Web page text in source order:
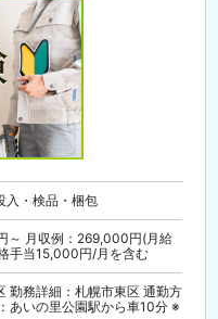
入・検品・梱包
～ 月収例：269,000円(月給
手当15,000円/月を含む
勤務詳細：札幌市東区 通勤方
あいの里公園駅から車10分 ※